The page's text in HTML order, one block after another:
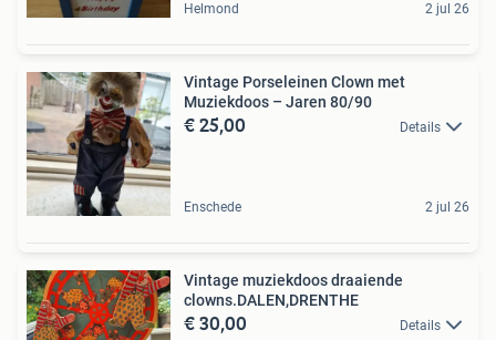
Helmond 2 jul 26
Vintage Porseleinen Clown met
Muziekdoos – Jaren 80/90
€ 25,00 Details
Enschede 2 jul 26
Vintage muziekdoos draaiende
clowns.DALEN,DRENTHE
€ 30,00 Details